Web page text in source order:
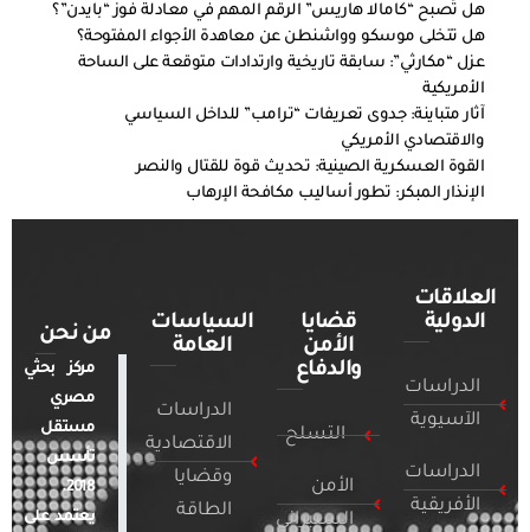
هل تُصبح “كامالا هاريس” الرقم المهم في معادلة فوز “بايدن”؟
هل تتخلى موسكو وواشنطن عن معاهدة الأجواء المفتوحة؟
عزل “مكارثي”: سابقة تاريخية وارتدادات متوقعة على الساحة
الأمريكية
آثار متباينة: جدوى تعريفات “ترامب” للداخل السياسي
والاقتصادي الأمريكي
القوة العسكرية الصينية: تحديث قوة للقتال والنصر
الإنذار المبكر: تطور أساليب مكافحة الإرهاب
العلاقات
الدولية
الدراسات
الآسيوية
الدراسات
الأفريقية
قضايا
الأمن
والدفاع
التسلح
الأمن
السيبراني
السياسات
العامة
الدراسات
الاقتصادية
وقضايا
الطاقة
من نحن
مركز بحثي
مصري
مستقل
تأسس
2018.
يعتمد على